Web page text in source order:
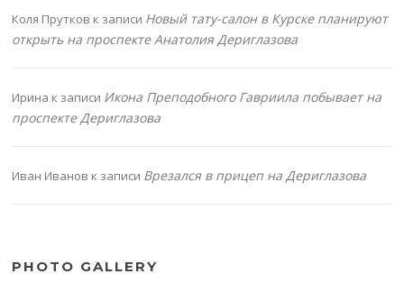
Коля Прутков к записи Новый тату-салон в Курске планируют
открыть на проспекте Анатолия Дериглазова
Ирина к записи Икона Преподобного Гавриила побывает на
проспекте Дериглазова
Иван Иванов к записи Врезался в прицеп на Дериглазова
PHOTO GALLERY